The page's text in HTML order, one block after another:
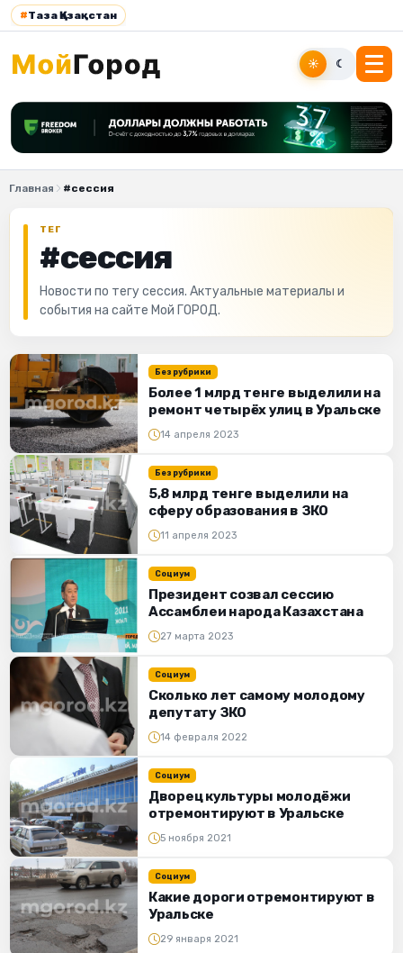
#Таза Қазақстан
☀ ☾
Главная #сессия
ТЕГ
#сессия
Новости по тегу сессия. Актуальные материалы и
события на сайте Мой ГОРОД.
Без рубрики
Более 1 млрд тенге выделили на
ремонт четырёх улиц в Уральске
14 апреля 2023
Без рубрики
5,8 млрд тенге выделили на
сферу образования в ЗКО
11 апреля 2023
Социум
Президент созвал сессию
Ассамблеи народа Казахстана
27 марта 2023
Социум
Сколько лет самому молодому
депутату ЗКО
14 февраля 2022
Социум
Дворец культуры молодёжи
отремонтируют в Уральске
5 ноября 2021
Социум
Какие дороги отремонтируют в
Уральске
29 января 2021